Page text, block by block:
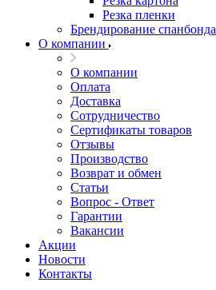
Резка пленки
Брендирование спанбонда
О компании
О компании
Оплата
Доставка
Сотрудничество
Сертификаты товаров
Отзывы
Производство
Возврат и обмен
Статьи
Вопрос - Ответ
Гарантии
Вакансии
Акции
Новости
Контакты